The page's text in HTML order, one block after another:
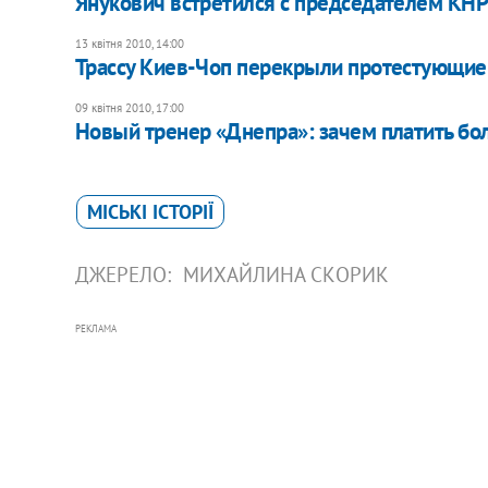
13 квітня 2010, 14:00
Трассу Киев-Чоп перекрыли протестующие
09 квітня 2010, 17:00
Новый тренер «Днепра»: зачем платить
МІСЬКІ ІСТОРІЇ
ДЖЕРЕЛО: МИХАЙЛИНА СКОРИК
РЕКЛАМА